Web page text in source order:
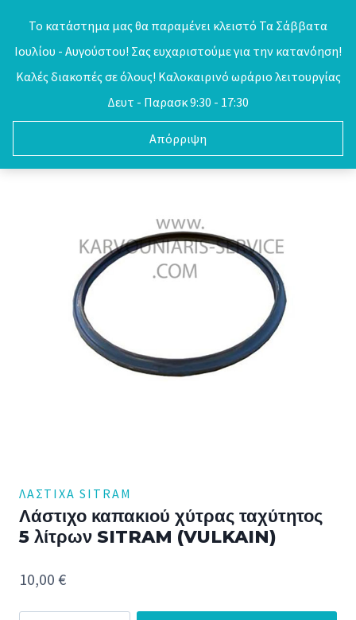
Το κατάστημα μας θα παραμένει κλειστό Τα Σάββατα
Ιουλίου - Αυγούστου! Σας ευχαριστούμε για την κατανόηση!
Καλές διακοπές σε όλους! Καλοκαιρινό ωράριο λειτουργίας
Δευτ - Παρασκ 9:30 - 17:30
Απόρριψη
0
ΛΆΣΤΙΧΑ SITRAM
Λάστιχο καπακιού χύτρας ταχύτητος
5 λίτρων SITRAM (VULKAIN)
10,00 €